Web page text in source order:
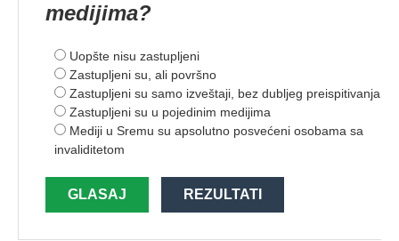
medijima?
Uopšte nisu zastupljeni
Zastupljeni su, ali površno
Zastupljeni su samo izveštaji, bez dubljeg preispitivanja
Zastupljeni su u pojedinim medijima
Mediji u Sremu su apsolutno posvećeni osobama sa
invaliditetom
GLASAJ REZULTATI